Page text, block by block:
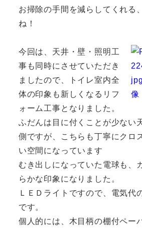
お掃除の手間を減らしてくれる
ね！
今回は、天井・壁・照明工
事も同時にさせていただき
ましたので、トイレ室内全
体の印象も新しくなるリフ
ォーム工事となりました。
ふだんは目に付くことが少ない
側ですが、こちらも丁寧にクロ
い空間になっています
むき出しになっていた電球も、
らかな印象になりました。
ＬＥＤライトですので、電気代
です。
個人的には、木目柄の棚付ペー